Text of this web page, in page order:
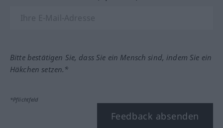
Bitte bestätigen Sie, dass Sie ein Mensch sind, indem Sie ein
Häkchen setzen.*
*Pflichtfeld
Feedback absenden